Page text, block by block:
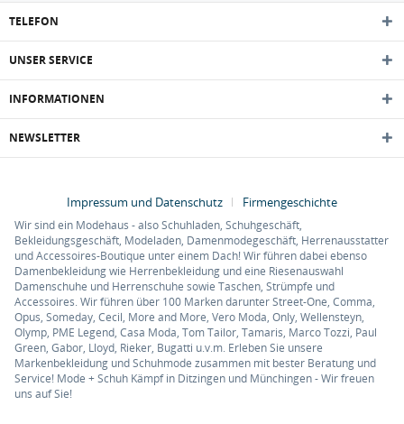
TELEFON
UNSER SERVICE
INFORMATIONEN
NEWSLETTER
Impressum und Datenschutz Firmengeschichte
Wir sind ein Modehaus - also Schuhladen, Schuhgeschäft,
Bekleidungsgeschäft, Modeladen, Damenmodegeschäft, Herrenausstatter
und Accessoires-Boutique unter einem Dach! Wir führen dabei ebenso
Damenbekleidung wie Herrenbekleidung und eine Riesenauswahl
Damenschuhe und Herrenschuhe sowie Taschen, Strümpfe und
Accessoires. Wir führen über 100 Marken darunter Street-One, Comma,
Opus, Someday, Cecil, More and More, Vero Moda, Only, Wellensteyn,
Olymp, PME Legend, Casa Moda, Tom Tailor, Tamaris, Marco Tozzi, Paul
Green, Gabor, Lloyd, Rieker, Bugatti u.v.m. Erleben Sie unsere
Markenbekleidung und Schuhmode zusammen mit bester Beratung und
Service! Mode + Schuh Kämpf in Ditzingen und Münchingen - Wir freuen
uns auf Sie!